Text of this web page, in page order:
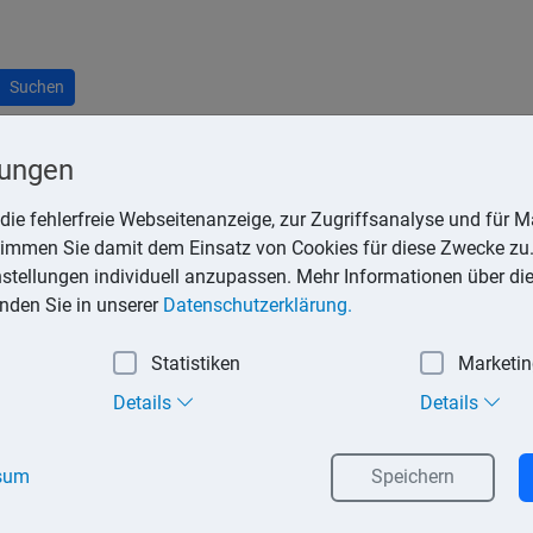
Suchen
Geschäftsbedingungen. Dabei handelt es sich um für eine
des Vertrages stellt. Die Vertragsbedingungen
ausgehandelt. Und dabei wird selbstverständlich
bei allgemeinen Versicherungsbedingungen,
wenn der Verwender den Verbraucher
sie sich auch auf Aushängen (z. B. bei Banken).
fehlerfreie Webseitenanzeige, zur Zugriffsanalyse und für
Sie damit dem Einsatz von Cookies für diese Zwecke
individuell anzupassen. Mehr Informationen über
Sie in unserer Datenschutzerklärung.
Statistiken
Details Details
Speichern